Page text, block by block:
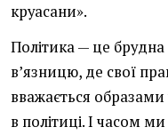
круасани».
Політика — це
в’язницю, де свої
вважається
в політиці. І часом